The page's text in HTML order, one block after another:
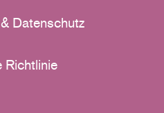
Datenschutz
Richtlinie